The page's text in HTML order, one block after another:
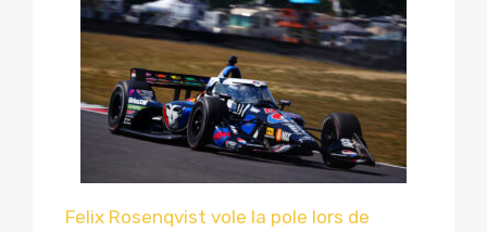
Felix Rosenqvist vole la pole lors de